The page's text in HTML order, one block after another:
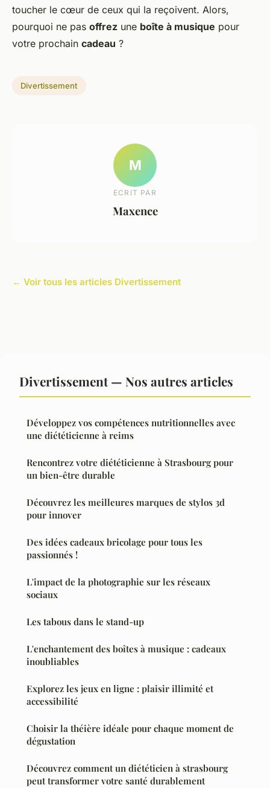
toucher le cœur de ceux qui la reçoivent. Alors,
pourquoi ne pas offrez une boîte à musique pour
votre prochain cadeau ?
Divertissement
M
ECRIT PAR
Maxence
← Voir tous les articles Divertissement
Divertissement — Nos autres articles
Développez vos compétences nutritionnelles avec
une diététicienne à reims
Rencontrez votre diététicienne à Strasbourg pour
un bien-être durable
Découvrez les meilleures marques de stylos 3d
pour innover
Des idées cadeaux bricolage pour tous les
passionnés !
L'impact de la photographie sur les réseaux
sociaux
Les tabous dans le stand-up
L'enchantement des boîtes à musique : cadeaux
inoubliables
Explorez les jeux en ligne : plaisir illimité et
accessibilité
Choisir la théière idéale pour chaque moment de
dégustation
Découvrez comment un diététicien à strasbourg
peut transformer votre santé durablement